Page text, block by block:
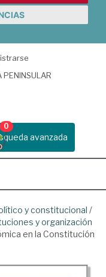
PENINSULAR
avanzada
0
y constitucional /
y organización
en la Constitución